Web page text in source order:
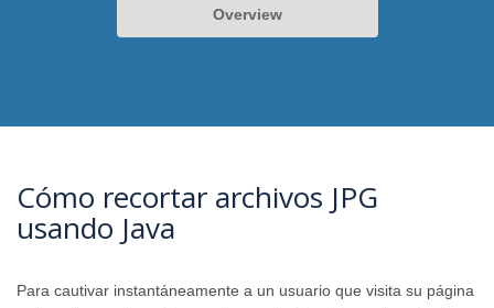
Overview
Cómo recortar archivos JPG
usando Java
Para cautivar instantáneamente a un usuario que visita su página